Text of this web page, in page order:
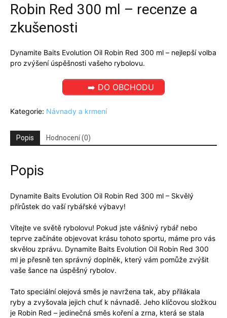
Robin Red 300 ml – recenze a
zkušenosti
Dynamite Baits Evolution Oil Robin Red 300 ml – nejlepší volba
pro zvýšení úspěšnosti vašeho rybolovu.
➡️ DO OBCHODU
Kategorie: Návnady a krmení
Popis Hodnocení (0)
Popis
Dynamite Baits Evolution Oil Robin Red 300 ml – Skvělý
přírůstek do vaší rybářské výbavy!
Vítejte ve světě rybolovu! Pokud jste vášnivý rybář nebo
teprve začínáte objevovat krásu tohoto sportu, máme pro vás
skvělou zprávu. Dynamite Baits Evolution Oil Robin Red 300
ml je přesně ten správný doplněk, který vám pomůže zvýšit
vaše šance na úspěšný rybolov.
Tato speciální olejová směs je navržena tak, aby přilákala
ryby a zvyšovala jejich chuť k návnadě. Jeho klíčovou složkou
je Robin Red – jedinečná směs koření a zrna, která se stala